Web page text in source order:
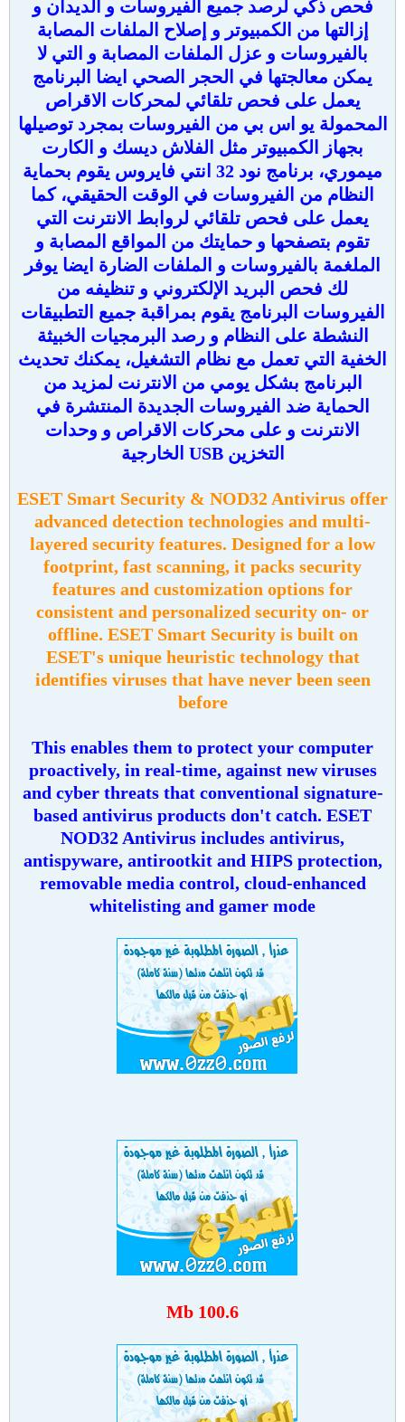
فحص ذكي لرصد جميع الفيروسات و الديدان و
إزالتها من الكمبيوتر و إصلاح الملفات المصابة
بالفيروسات و عزل الملفات المصابة و التي لا
يمكن معالجتها في الحجر الصحي ايضا البرنامج
يعمل على فحص تلقائي لمحركات الاقراص
المحمولة يو اس بي من الفيروسات بمجرد توصيلها
بجهاز الكمبيوتر مثل الفلاش ديسك و الكارت
ميموري، برنامج نود 32 انتي فايروس يقوم بحماية
النظام من الفيروسات في الوقت الحقيقي، كما
يعمل على فحص تلقائي لروابط الانترنت التي
تقوم بتصفحها و حمايتك من المواقع المصابة و
الملغمة بالفيروسات و الملفات الضارة ايضا يوفر
لك فحص البريد الإلكتروني و تنظيفه من
الفيروسات البرنامج يقوم بمراقبة جميع التطبيقات
النشطة على النظام و رصد البرمجيات الخبيثة
الخفية التي تعمل مع نظام التشغيل، يمكنك تحديث
البرنامج بشكل يومي من الانترنت لمزيد من
الحماية ضد الفيروسات الجديدة المنتشرة في
الانترنت و على محركات الاقراص و وحدات
التخزين USB الخارجية
ESET Smart Security & NOD32 Antivirus offer
advanced detection technologies and multi-
layered security features. Designed for a low
footprint, fast scanning, it packs security
features and customization options for
consistent and personalized security on- or
offline. ESET Smart Security is built on
ESET's unique heuristic technology that
identifies viruses that have never been seen
before
This enables them to protect your computer
proactively, in real-time, against new viruses
and cyber threats that conventional signature-
based antivirus products don't catch. ESET
NOD32 Antivirus includes antivirus,
antispyware, antirootkit and HIPS protection,
removable media control, cloud-enhanced
whitelisting and gamer mode
100.6 Mb